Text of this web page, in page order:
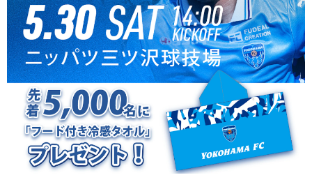
ヒストリー
サステナビリティ
ホームタウン活動
横浜FCスポーツクラブ
ニッパツ横浜FCシーガルズ
ゲームスチュワード
クラブメンバー
スタータークラブ
スペシャルコンテンツ
オリジナルビール
育成ビジョン
試合日程・結果
アカデミー選手
アカデミースタッフ
フェニックスクラブ
サッカースクール
パートナー
パートナー一覧
あしながドリーム基金
お問い合わせ
お問い合わせ